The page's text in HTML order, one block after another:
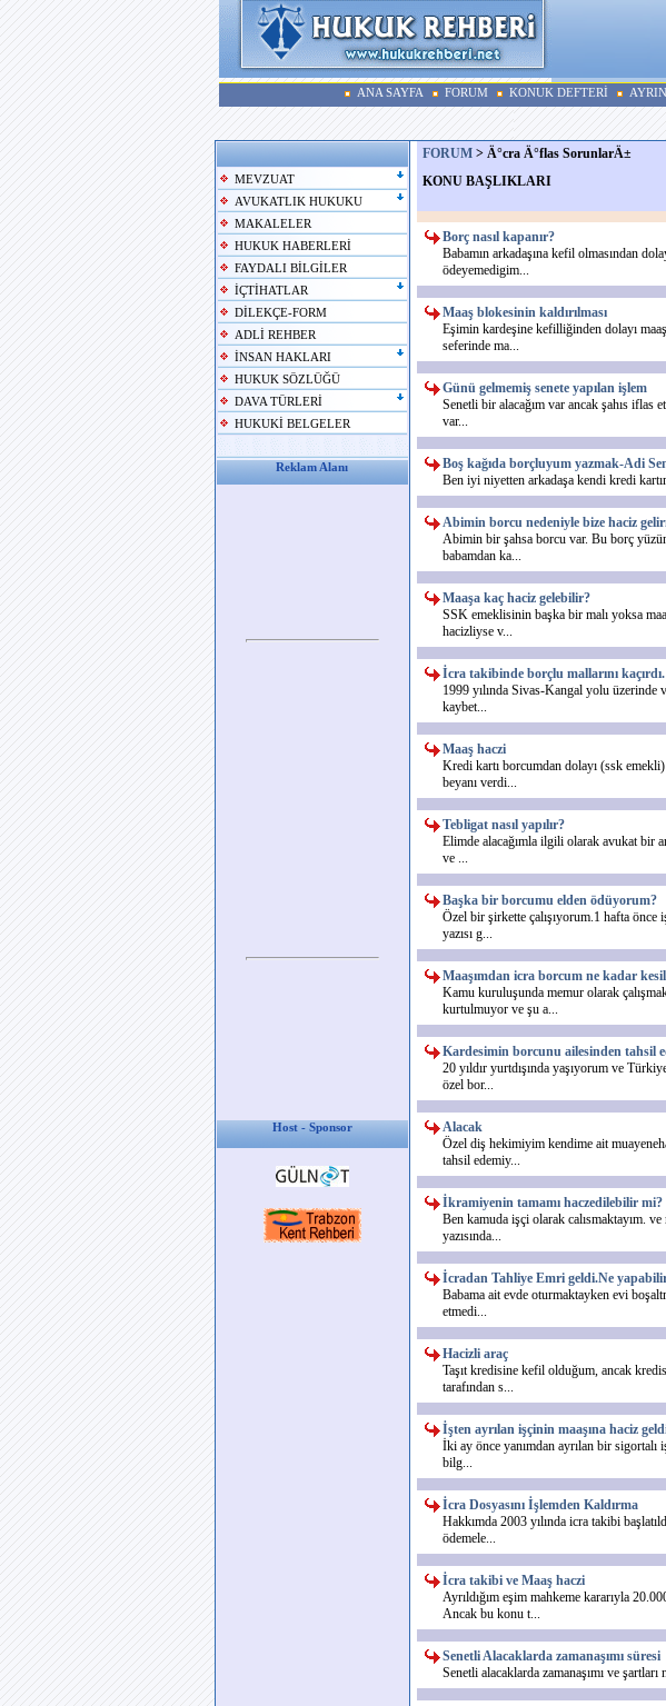
ANA SAYFA FORUM KONUK DEFTERİ
MEVZUAT
AVUKATLIK HUKUKU
MAKALELER
HUKUK HABERLERİ
FAYDALI BİLGİLER
İÇTİHATLAR
DİLEKÇE-FORM
ADLİ REHBER
İNSAN HAKLARI
HUKUK SÖZLÜĞÜ
DAVA TÜRLERİ
HUKUKİ BELGELER
Reklam Alanı
Host - Sponsor
FORUM > Ä°cra Ä°flas SorunlarÄ±
KONU BAŞLIKLARI
Borç nasıl kapanır?
Babamın arkadaşına kefil olmasından
ödeyemedigim...
Maaş blokesinin kaldırılması
Eşimin kardeşine kefilliğinden dolayı
seferinde ma...
Günü gelmemiş senete yapılan işlem
Senetli bir alacağım var ancak şahıs iflas
var...
Boş kağıda borçluyum yazmak-Adi
Ben iyi niyetten arkadaşa kendi kredi
Abimin borcu nedeniyle bize haciz
Abimin bir şahsa borcu var. Bu borç
babamdan ka...
Maaşa kaç haciz gelebilir?
SSK emeklisinin başka bir malı yoksa
hacizliyse v...
İcra takibinde borçlu mallarını kaçırdı.
1999 yılında Sivas-Kangal yolu üzerinde
kaybet...
Maaş haczi
Kredi kartı borcumdan dolayı (ssk
beyanı verdi...
Tebligat nasıl yapılır?
Elimde alacağımla ilgili olarak avukat bir
ve ...
Başka bir borcumu elden ödüyorum?
Özel bir şirkette çalışıyorum.1 hafta önce
yazısı g...
Maaşımdan icra borcum ne kadar
Kamu kuruluşunda memur olarak
kurtulmuyor ve şu a...
Kardesimin borcunu ailesinden tahsil
20 yıldır yurtdışında yaşıyorum ve
özel bor...
Alacak
Özel diş hekimiyim kendime ait
tahsil edemiy...
İkramiyenin tamamı haczedilebilir mi?
Ben kamuda işçi olarak calısmaktayım.
yazısında...
İcradan Tahliye Emri geldi.Ne
Babama ait evde oturmaktayken evi
etmedi...
Hacizli araç
Taşıt kredisine kefil olduğum, ancak
tarafından s...
İşten ayrılan işçinin maaşına haciz
İki ay önce yanımdan ayrılan bir
bilg...
İcra Dosyasını İşlemden Kaldırma
Hakkımda 2003 yılında icra takibi
ödemele...
İcra takibi ve Maaş haczi
Ayrıldığım eşim mahkeme kararıyla
Ancak bu konu t...
Senetli Alacaklarda zamanaşımı süresi
Senetli alacaklarda zamanaşımı ve